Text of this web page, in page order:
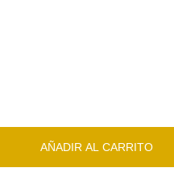
AÑADIR AL CARRITO